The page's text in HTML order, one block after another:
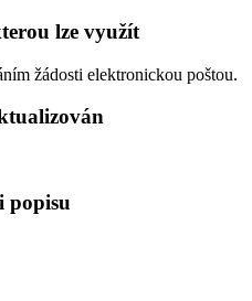
lze využít
žádosti elektronickou poštou.
popisu